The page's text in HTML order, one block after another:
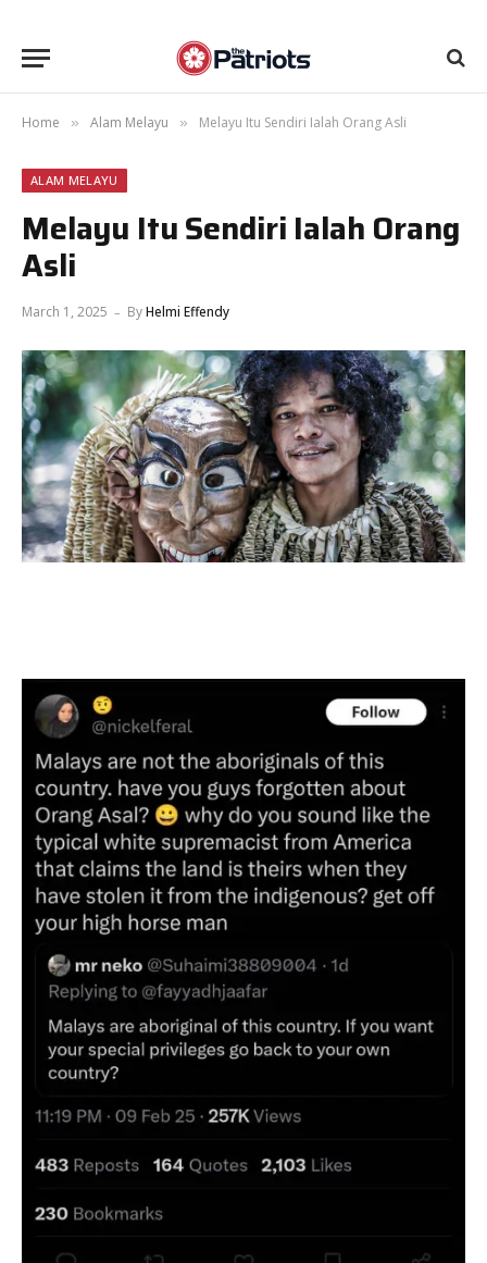
Home » Alam Melayu » Melayu Itu Sendiri Ialah Orang Asli
ALAM MELAYU
Melayu Itu Sendiri Ialah Orang
Asli
March 1, 2025 ByHelmi Effendy